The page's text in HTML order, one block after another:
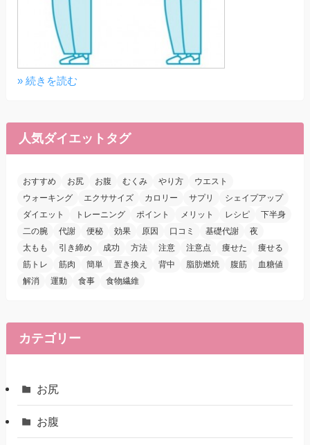
» 続きを読む
人気ダイエットタグ
おすすめ お尻 お腹 むくみ やり方
ウエスト
ウォーキング
エクササイズ カロリー サプリ
シェイプアップ
ダイエット
トレーニング ポイント メリット レシピ
下半身
二の腕
代謝 便秘 効果 原因 口コミ 基礎代謝
夜
太もも
引き締め 成功 方法 注意 注意点 痩せた
痩せる
筋トレ
筋肉 簡単 置き換え 背中 脂肪燃焼 腹筋
血糖値
解消
運動 食事 食物繊維
カテゴリー
お尻
お腹